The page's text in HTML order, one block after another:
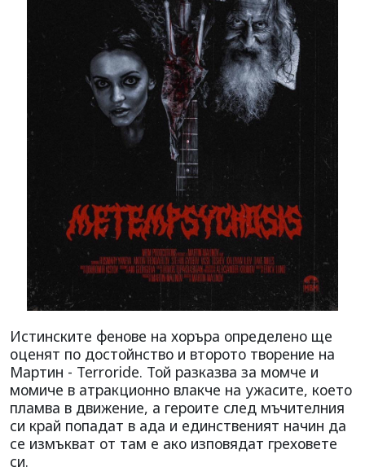
Истинските фенове на хоръра определено ще
оценят по достойнство и второто творение на
Мартин - Terroride. Той разказва за момче и
момиче в атракционно влакче на ужасите, което
пламва в движение, а героите след мъчителния
си край попадат в ада и единственият начин да
се измъкват от там е ако изповядат греховете
си.